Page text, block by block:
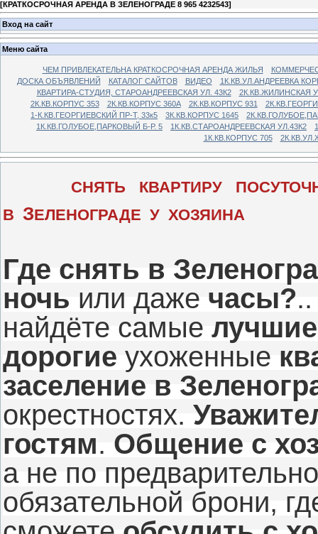
[КРАТКОСРОЧНАЯ АРЕНДА В ЗЕЛЕНОГРАДЕ 8 965 4232543]
Вход на сайт
Меню сайта
ЧЕМ ПРИВЛЕКАТЕЛЬНА КРАТКОСРОЧНАЯ АРЕНДА ЖИЛЬЯ
ДОСКА ОБЪЯВЛЕНИЙ
КАТАЛОГ САЙТОВ ВИДЕО
1К.КВ.УЛ.АНДРЕЕВКА
КВАРТИРА-СТУДИЯ, СТАРОАНДРЕЕВСКАЯ УЛ. 43К2
2К.КВ.ЖИЛИНСКАЯ
2К.КВ.КОРПУС 353
2К.КВ.КОРПУС 360А 2К.КВ.КОРПУС 931
1-К.КВ.ГЕОРГИЕВСКИЙ ПР-Т, 33к5
3К.КВ.КОРПУС 1645
1К.КВ.ГОЛУБОЕ,ПАРКОВЫЙ Б-Р. 5
1К.КВ.СТАРОАНДРЕЕВСКАЯ УЛ.43К2
1К.КВ.КОРПУС 705
СНЯТЬ КВАРТИРУ
В ЗЕЛЕНОГРАДЕ У ХОЗЯИНА
Где снять в
ночь или даже часы?
найдёте самые лучшие
дорогие ухоженные
заселение в
окрестностях.
гостям. Общение с
а не по
обязательной брони,